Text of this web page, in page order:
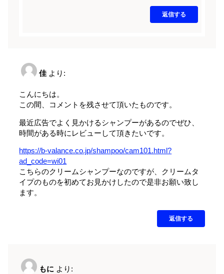
返信する
佳 より:
こんにちは。
この間、コメントを残させて頂いたものです。
最近広告でよく見かけるシャンプーがあるのでぜひ、
時間がある時にレビューして頂きたいです。
https://b-valance.co.jp/shampoo/cam101.html?
ad_code=wi01
こちらのクリームシャンプーなのですが、クリームタ
イプのものを初めてお見かけしたので是非お願い致し
ます。
返信する
もに より: